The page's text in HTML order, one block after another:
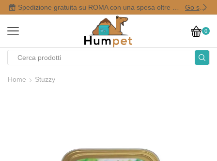
Go shop
0
Home Stuzzy